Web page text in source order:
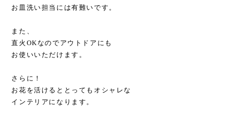
お皿洗い担当には有難いです。
また、
直火OKなのでアウトドアにも
お使いいただけます。
さらに！
お花を活けるととってもオシャレな
インテリアになります。